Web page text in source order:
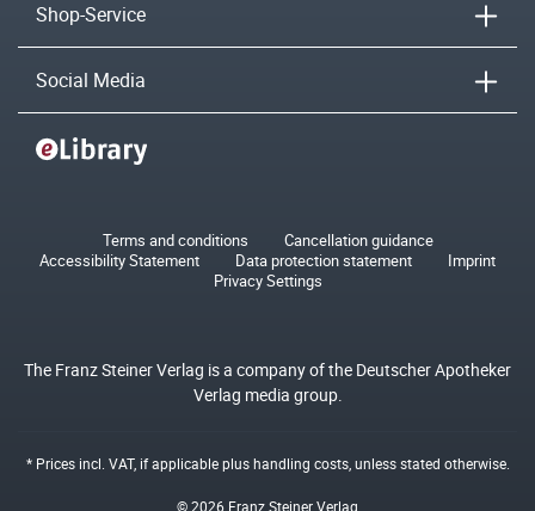
Shop-Service
Social Media
Terms and conditions
Cancellation guidance
Accessibility Statement
Data protection statement
Imprint
Privacy Settings
The Franz Steiner Verlag is a company of the Deutscher Apotheker
Verlag media group.
* Prices incl. VAT, if applicable plushandling costs, unless stated otherwise.
© 2026 Franz Steiner Verlag